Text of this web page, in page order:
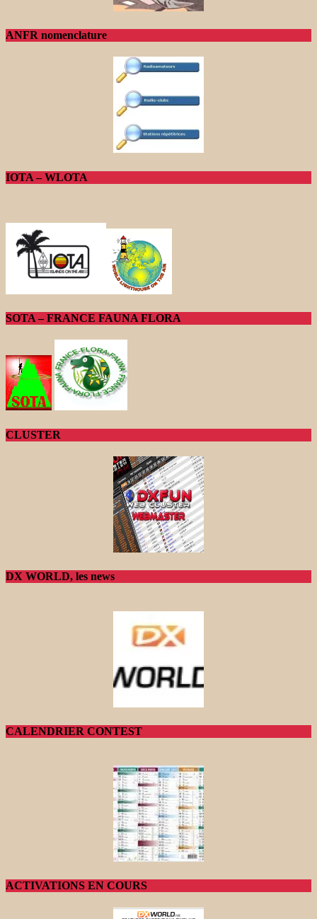
ANFR nomenclature
IOTA – WLOTA
SOTA – FRANCE FAUNA FLORA
CLUSTER
DX WORLD, les news
CALENDRIER CONTEST
ACTIVATIONS EN COURS